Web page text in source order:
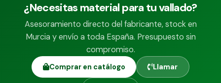
¿Necesitas material para tu vallado?
Asesoramiento directo del fabricante, stock en
Murcia y envío a toda España. Presupuesto sin
compromiso.
Comprar en catálogo Llamar